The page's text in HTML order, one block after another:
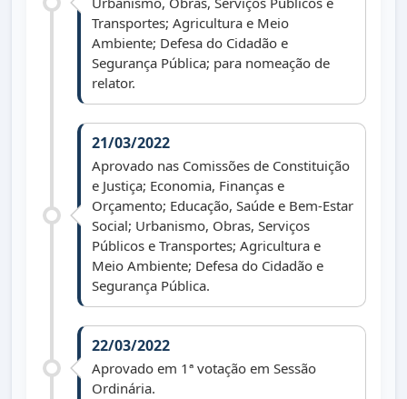
Transportes; Agricultura e Meio
Ambiente; Defesa do Cidadão e
Segurança Pública; para nomeação de
relator.
21/03/2022
Aprovado nas Comissões de Constituição
e Justiça; Economia, Finanças e
Orçamento; Educação, Saúde e Bem-Estar
Social; Urbanismo, Obras, Serviços
Públicos e Transportes; Agricultura e
Meio Ambiente; Defesa do Cidadão e
Segurança Pública.
22/03/2022
Aprovado em 1ª votação em Sessão
Ordinária.